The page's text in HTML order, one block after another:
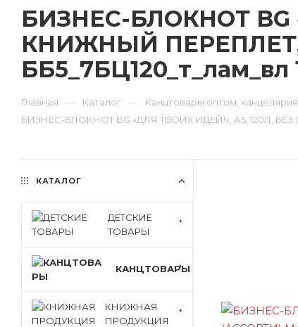
БИЗНЕС-БЛОКНОТ
КНИЖНЫЙ
ББ5_7БЦ120_т_лам_вл
Главная — Каталог — Канцтовары оптом, канцелярия
БИЗНЕС-БЛОКНОТ BG «ДЛЯ ТВОИХ ИДЕЙ!», А5, 120Л,
КАТАЛОГ
ДЕТСКИЕ
ТОВАРЫ
КАНЦТОВАРЫ
КНИЖНАЯ
ПРОДУКЦИЯ